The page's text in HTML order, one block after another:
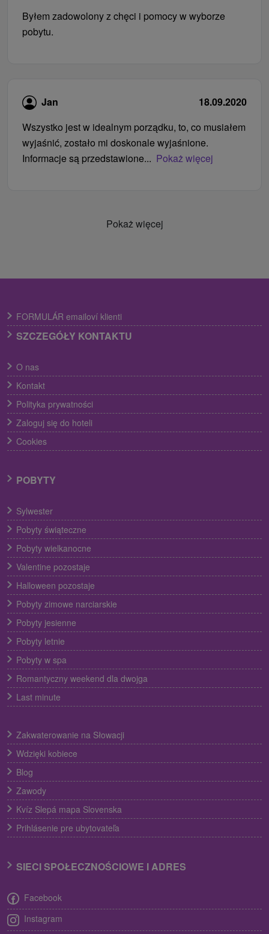
Byłem zadowolony z chęci i pomocy w wyborze
pobytu.
Jan
18.09.2020
Wszystko jest w idealnym porządku, to, co musiałem
wyjaśnić, zostało mi doskonale wyjaśnione.
Informacje są przedstawione... Pokaż więcej
Pokaż więcej
FORMULÁR emailoví klienti
SZCZEGÓŁY KONTAKTU
O nas
Kontakt
Polityka prywatności
Zaloguj się do hoteli
Cookies
POBYTY
Sylwester
Pobyty świąteczne
Pobyty wielkanocne
Valentine pozostaje
Halloween pozostaje
Pobyty zimowe narciarskie
Pobyty jesienne
Pobyty letnie
Pobyty w spa
Romantyczny weekend dla dwojga
Last minute
Zakwaterowanie na Słowacji
Wdzięki kobiece
Blog
Zawody
Kvíz Slepá mapa Slovenska
Prihlásenie pre ubytovateľa
SIECI SPOŁECZNOŚCIOWE I ADRES
Facebook
Instagram